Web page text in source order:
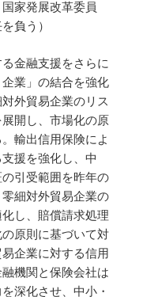
家発展改革委員
負う）
金融支援をさらに
業」の結合を強化
外貿易企業のリス
開し、市場化の原
輸出信用保険によ
援を強化し、中
引受範囲を昨年の
細対外貿易企業の
し、賠償請求処理
原則に基づいて対
企業に対する信用
機関と保険会社は
深化させ、中小・